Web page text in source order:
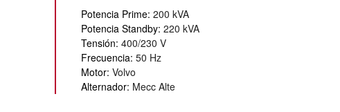
Potencia Prime: 200 kVA
Potencia Standby: 220 kVA
Tensión: 400/230 V
Frecuencia: 50 Hz
Motor: Volvo
Alternador: Mecc Alte